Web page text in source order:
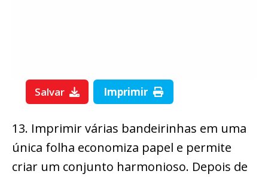
Salvar Imprimir
13. Imprimir várias bandeirinhas em uma
única folha economiza papel e permite
criar um conjunto harmonioso. Depois de